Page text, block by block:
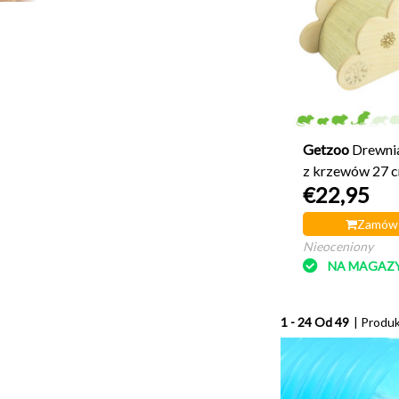
Getzoo
z krzewów 27
€22,95
Nieoceniony
NA
1 - 24 Od 49 |